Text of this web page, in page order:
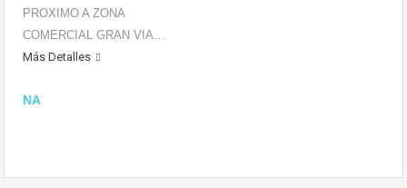
PROXIMO A ZONA
COMERCIAL GRAN VIA…
Más Detalles
NA